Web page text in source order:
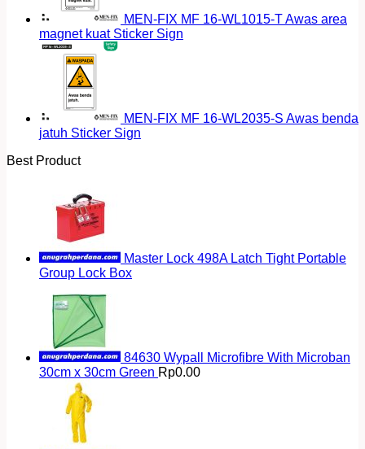
MEN-FIX MF 16-WL1015-T Awas area
magnet kuat Sticker Sign
MEN-FIX MF 16-WL2035-S Awas benda
jatuh Sticker Sign
Best Product
Master Lock 498A Latch Tight Portable
Group Lock Box
84630 Wypall Microfibre With Microban
30cm x 30cm Green Rp0.00